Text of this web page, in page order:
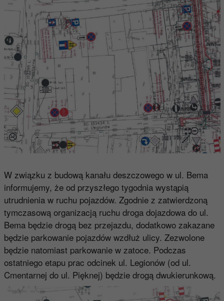
W związku z budową kanału deszczowego w ul. Bema
informujemy, że od przyszłego tygodnia wystąpią
utrudnienia w ruchu pojazdów. Zgodnie z zatwierdzoną
tymczasową organizacją ruchu droga dojazdowa do ul.
Bema będzie drogą bez przejazdu, dodatkowo zakazane
będzie parkowanie pojazdów wzdłuż ulicy. Zezwolone
będzie natomiast parkowanie w zatoce. Podczas
ostatniego etapu prac odcinek ul. Legionów (od ul.
Cmentarnej do ul. Pięknej) będzie drogą dwukierunkową.